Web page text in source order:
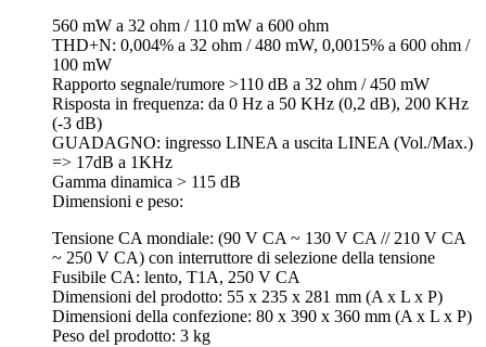
560 mW a 32 ohm / 110 mW a 600 ohm
THD+N: 0,004% a 32 ohm / 480 mW, 0,0015% a 600 ohm /
100 mW
Rapporto segnale/rumore >110 dB a 32 ohm / 450 mW
Risposta in frequenza: da 0 Hz a 50 KHz (0,2 dB), 200 KHz
(-3 dB)
GUADAGNO: ingresso LINEA a uscita LINEA (Vol./Max.)
=> 17dB a 1KHz
Gamma dinamica > 115 dB
Dimensioni e peso:
Tensione CA mondiale: (90 V CA ~ 130 V CA // 210 V CA
~ 250 V CA) con interruttore di selezione della tensione
Fusibile CA: lento, T1A, 250 V CA
Dimensioni del prodotto: 55 x 235 x 281 mm (A x L x P)
Dimensioni della confezione: 80 x 390 x 360 mm (A x L x P)
Peso del prodotto: 3 kg